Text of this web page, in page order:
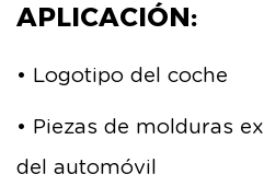
APLICACIÓN:
• Logotipo del coche
• Piezas de molduras
del automóvil